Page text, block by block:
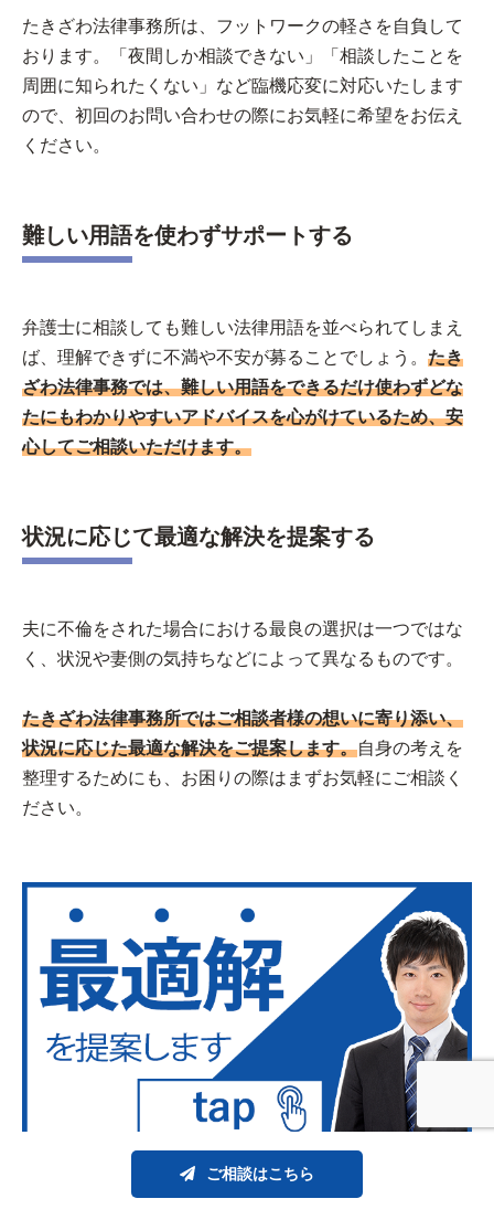
たきざわ法律事務所は、フットワークの軽さを自負して
おります。「夜間しか相談できない」「相談したことを
周囲に知られたくない」など臨機応変に対応いたします
ので、初回のお問い合わせの際にお気軽に希望をお伝え
ください。
難しい用語を使わずサポートする
弁護士に相談しても難しい法律用語を並べられてしまえ
ば、理解できずに不満や不安が募ることでしょう。 たき
ざわ法律事務では、難しい用語をできるだけ使わずどな
たにもわかりやすいアドバイスを心がけているため、安
心してご相談いただけます。
状況に応じて最適な解決を提案する
夫に不倫をされた場合における最良の選択は一つではな
く、状況や妻側の気持ちなどによって異なるものです。
たきざわ法律事務所ではご相談者様の想いに寄り添い、
状況に応じた最適な解決をご提案します。自身の考えを
整理するためにも、お困りの際はまずお気軽にご相談く
ださい。
ご相談はこちら